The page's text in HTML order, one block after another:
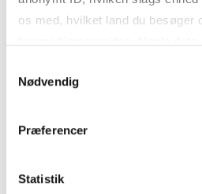
os med, hvilket land du besøger
markedsføring. Du bestemmer
Nødvendig
Præferencer
StatistikKrigen i Ukraine